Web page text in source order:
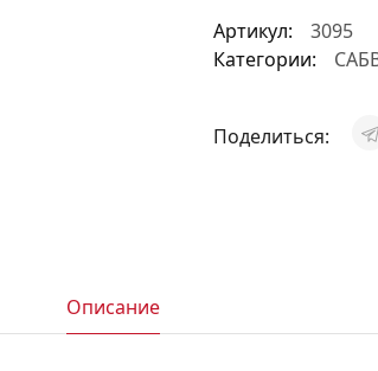
Артикул:
3095
Категории:
Поделиться:
Описание